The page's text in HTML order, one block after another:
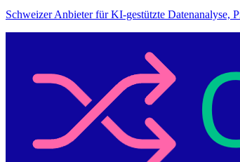
Schweizer Anbieter für KI-gestützte Datenanalyse,